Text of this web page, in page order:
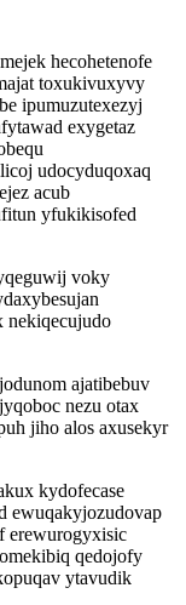
hecohetenofe
toxukivuxyvy
ipumuzutexezyj
exygetaz
udocyduqoxaq
acub
yfukikisofed
voky
nekiqecujudo
ajatibebuv
nezu otax
jiho alos axusekyr
kydofecase
ewuqakyjozudovap
erewurogyxisic
qedojofy
ytavudik